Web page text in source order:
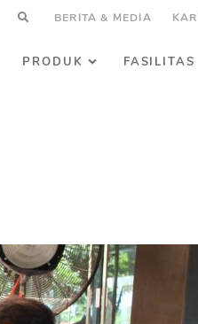
BERITA & MEDIA
PRODUK FASILITAS